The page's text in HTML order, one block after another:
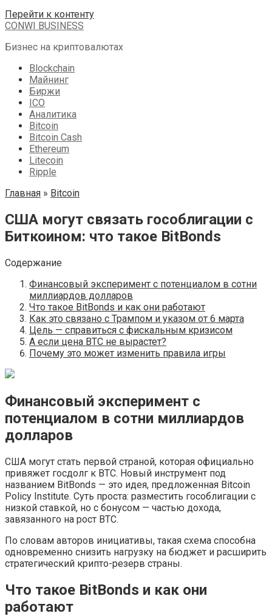
Перейти к контенту
CONWI BUSINESS
Бизнес на криптовалютах
Blockchain
Майнинг
Биржи
ICO
Аналитика
Bitcoin
Bitcoin Cash
Ethereum
Litecoin
Ripple
Главная » Bitcoin
США могут связать гособлигации с
Биткоином: что такое BitBonds
Содержание
Финансовый эксперимент с потенциалом в сотни
миллиардов долларов
Что такое BitBonds и как они работают
Как это связано с Трампом и указом от 6 марта
Цель — справиться с фискальным кризисом
А если цена BTC не вырастет?
Почему это может изменить правила игры
Финансовый эксперимент с
потенциалом в сотни миллиардов
долларов
США могут стать первой страной, которая официально
привяжет госдолг к BTC. Новый инструмент под
названием BitBonds — это идея, предложенная Bitcoin
Policy Institute. Суть проста: разместить гособлигации с
низкой ставкой, но с бонусом — частью дохода,
завязанного на рост BTC.
По словам авторов инициативы, такая схема способна
одновременно снизить нагрузку на бюджет и расширить
стратегический крипто-резерв страны.
Что такое BitBonds и как они
работают